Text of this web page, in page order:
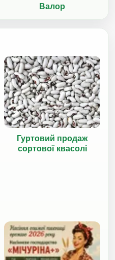
Валор
Гуртовий продаж
сортової квасолі